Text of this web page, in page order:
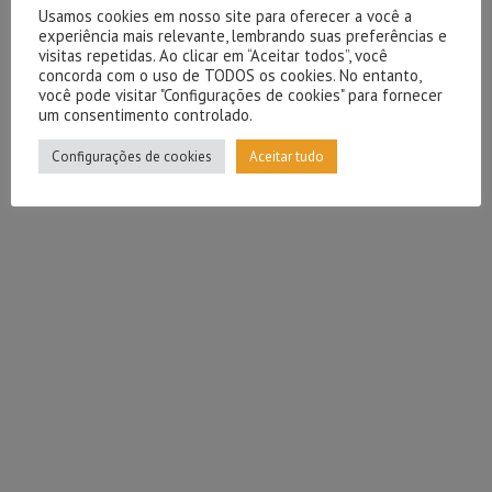
Usamos cookies em nosso site para oferecer a você a
experiência mais relevante, lembrando suas preferências e
visitas repetidas. Ao clicar em “Aceitar todos”, você
concorda com o uso de TODOS os cookies. No entanto,
você pode visitar "Configurações de cookies" para fornecer
um consentimento controlado.
Configurações de cookies Aceitar tudo